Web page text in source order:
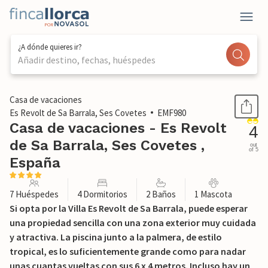
¿A dónde quieres ir?
Añadir destino, fechas, huéspedes
1 / 47
Casa de vacaciones
Es Revolt de Sa Barrala, Ses Covetes
EMF980
Casa de vacaciones - Es Revolt
de Sa Barrala, Ses Covetes ,
España
4
out
of 5
7 Huéspedes 4 Dormitorios 2 Baños 1 Mascota
Si opta por la Villa Es Revolt de Sa Barrala, puede esperar
una propiedad sencilla con una zona exterior muy cuidada
y atractiva. La piscina junto a la palmera, de estilo
tropical, es lo suficientemente grande como para nadar